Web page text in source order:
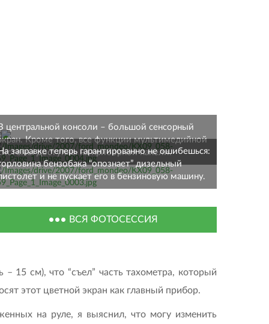
центральной консоли – большой сенсорный
Кроме того, все функции мультимедийной
доступны на приборной панели.
заправке теперь гарантированно не ошибешься:
бензобака “опознает” дизельный
и не пускает его в бензиновую машину.
ВСЯ ФОТОСЕССИЯ
15 см), что “съел” часть тахометра, который
этот цветной экран как главный прибор.
на руле, я выяснил, что могу изменить